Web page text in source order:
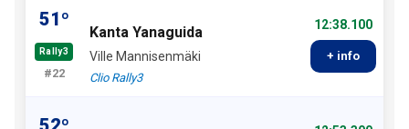
51º
Rally3
#22
Kanta Yanaguida
Ville Mannisenmäki
Clio Rally3
12:38.100
+ info